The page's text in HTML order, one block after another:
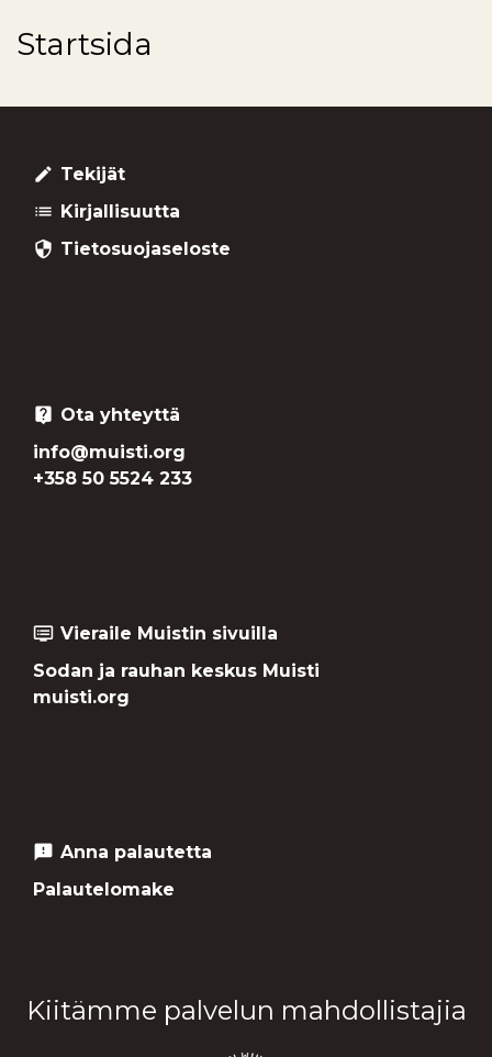
Startsida
create Tekijät
list Kirjallisuutta
security Tietosuojaseloste
live_help
Ota yhteyttä
info@muisti.org
+358 50 5524 233
dvr Vieraile Muistin sivuilla
Sodan ja rauhan keskus Muisti
muisti.org
feedback Anna palautetta
Palautelomake
Kiitämme palvelun mahdollistajia